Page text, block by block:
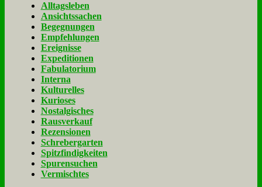
Alltagsleben
Ansichtssachen
Begegnungen
Empfehlungen
Ereignisse
Expeditionen
Fabulatorium
Interna
Kulturelles
Kurioses
Nostalgisches
Rausverkauf
Rezensionen
Schrebergarten
Spitzfindigkeiten
Spurensuchen
Vermischtes